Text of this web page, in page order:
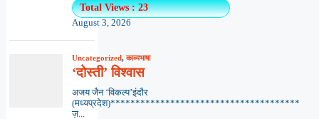
Total Views : 23
August 3, 2026
Uncategorized,काव्यभाषा
‘दोस्ती’ विश्वास
अजय जैन ‘विकल्प’इंदौर
(मध्यप्रदेश)**************************************
ज़...